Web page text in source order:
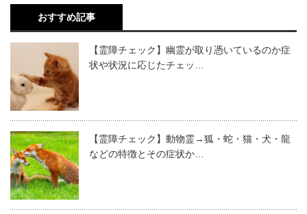
おすすめ記事
【霊障チェック】幽霊が取り憑いているのか症
状や状況に応じたチェッ…
【霊障チェック】動物霊→狐・蛇・猫・犬・龍
などの特徴とその症状か…